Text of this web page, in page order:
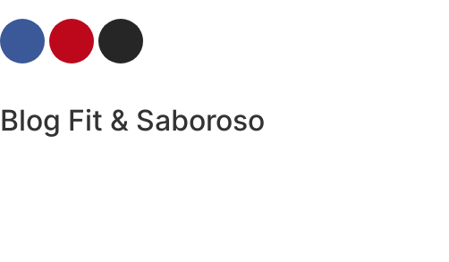
Blog Fit & Saboroso